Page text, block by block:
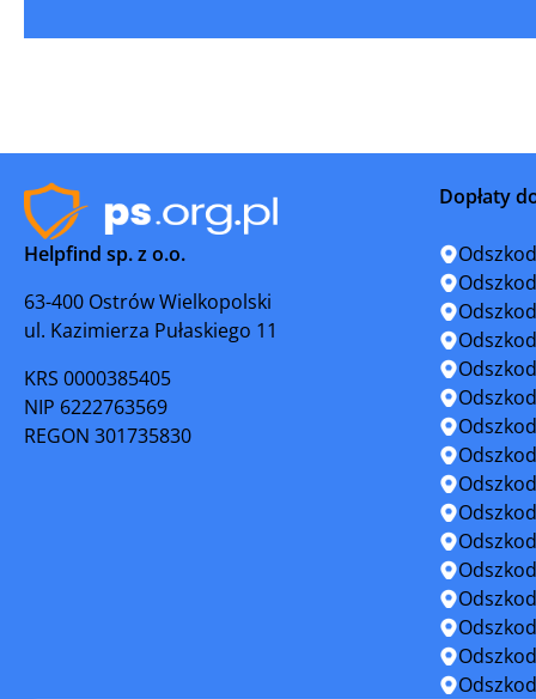
Lubraniec
Mogilno
Nakło nad Notecią Nieszawa
Okonek Osiek
Przedecz
Sępólno
Strzelno
Świecie
Helpfind sp. z o.o.
63-400 Ostrów Wielkopolski
ul. Kazimierza Pułaskiego 11
KRS 0000385405
NIP 6222763569
REGON 301735830
Dopłaty